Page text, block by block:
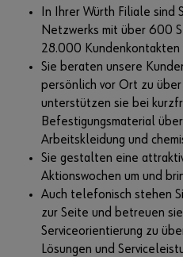
In Ihrer Würth Filiale sind
Netzwerks mit über 600
28.000 Kundenkontakten
Sie beraten unsere
persönlich vor Ort zu
unterstützen sie bei
Befestigungsmaterial
Arbeitskleidung und
Sie gestalten eine
Aktionswochen um und
Auch telefonisch stehen
zur Seite und betreuen
Serviceorientierung zu
Lösungen und